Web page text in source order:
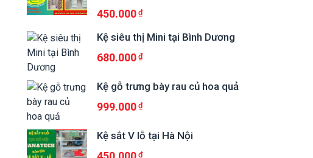
450.000
Kệ siêu thị Mini tại Bình Dương
680.000
Kệ gỗ trưng bày rau củ hoa quả
999.000
Kệ sắt V lỗ tại Hà Nội